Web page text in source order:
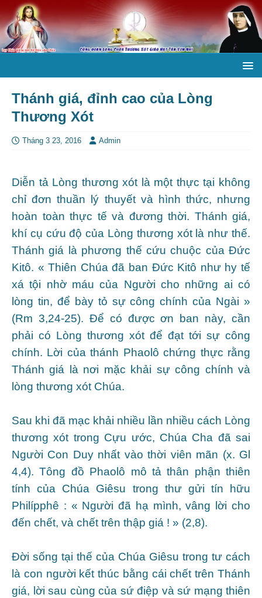
Thánh giá, đỉnh cao của Lòng
Thương Xót
Tháng 3 23, 2016 Admin
Diễn tả Lòng thương xót là một thực tại không
chỉ đơn thuần lý thuyết và hình thức, nhưng
hoàn toàn thực tế và đương thời. Thánh giá,
khí cụ cứu độ của Lòng thương xót là như thế.
Thánh giá là phương thế cứu chuộc của Đức
Kitô. « Thiên Chúa đã ban Đức Kitô như hy tế
xá tội nhờ máu của Người cho những ai có
lòng tin, để bày tỏ sự công chính của Ngài »
(Rm 3,24-25). Để có được ơn ban này, cần
phải có Lòng thương xót để đạt tới sự công
chính. Lời của thánh Phaolô chứng thực rằng
Thánh giá là nơi mặc khải sự công chính và
lòng thương xót Chúa.
Sau khi đã mạc khải nhiều lần nhiều cách Lòng
thương xót trong Cựu ước, Chúa Cha đã sai
Người Con Duy nhất vào thời viên mãn (x. Gl
4,4). Tông đồ Phaolô mô tả thân phận thiên
tính của Chúa Giêsu trong thư gửi tín hữu
Philípphê : « Người đã hạ mình, vâng lời cho
đến chết, và chết trên thập giá ! » (2,8).
Đời sống tại thế của Chúa Giêsu trong tư cách
là con người kết thúc bằng cái chết trên Thánh
giá, lời sau cùng của sứ điệp và sứ mạng thiên